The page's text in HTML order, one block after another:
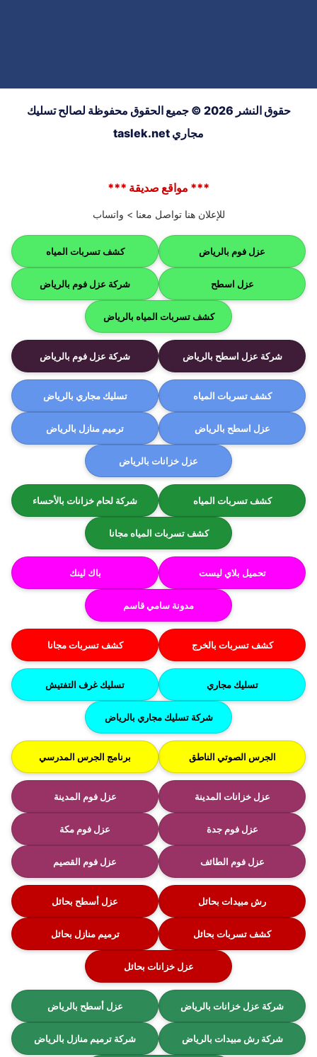
حقوق النشر 2026 © جميع الحقوق محفوظة لصالح تسليك
مجاري taslek.net
*** مواقع صديقة ***
للإعلان هنا تواصل معنا > واتساب
عزل فوم بالرياض كشف تسربات المياه
عزل اسطح شركة عزل فوم بالرياض
كشف تسربات المياه بالرياض
شركة عزل اسطح بالرياض شركة عزل فوم بالرياض
كشف تسربات المياه تسليك مجاري بالرياض
عزل اسطح بالرياض ترميم منازل بالرياض
عزل خزانات بالرياض
كشف تسربات المياه شركة لحام خزانات بالأحساء
كشف تسربات المياه مجانا
تحميل بلاي ليست باك لينك
مدونة سامي قاسم
كشف تسربات بالخرج كشف تسربات مجانا
تسليك مجاري تسليك غرف التفتيش
شركة تسليك مجاري بالرياض
الجرس الصوتي الناطق برنامج الجرس المدرسي
عزل خزانات المدينة عزل فوم المدينة
عزل فوم جدة عزل فوم مكة
عزل فوم الطائف عزل فوم القصيم
رش مبيدات بحائل عزل أسطح بحائل
كشف تسربات بحائل ترميم منازل بحائل
عزل خزانات بحائل
شركة عزل خزانات بالرياض عزل أسطح بالرياض
شركة رش مبيدات بالرياض شركة ترميم منازل بالرياض